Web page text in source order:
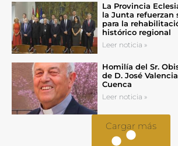
La Provincia
la Junta refuerzan
para la
histórico regional
Leer noticia »
Homilía del Sr.
de D. José
Cuenca
Leer noticia »
Cargar más